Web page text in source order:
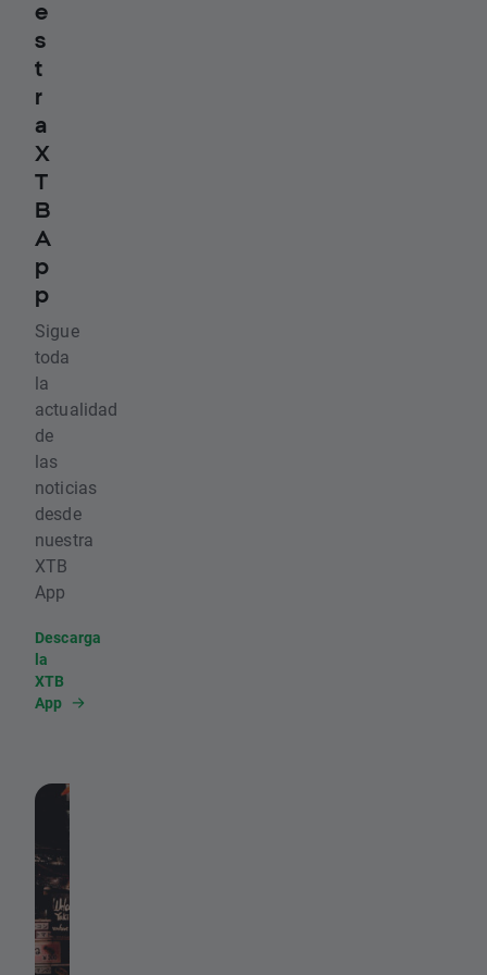
e
s
t
r
a
X
T
B
A
p
p
Sigue
toda
la
actualidad
de
las
noticias
desde
nuestra
XTB
App
Descarga
la
XTB
App